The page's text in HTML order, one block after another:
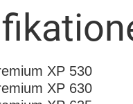
XP 530
XP 630